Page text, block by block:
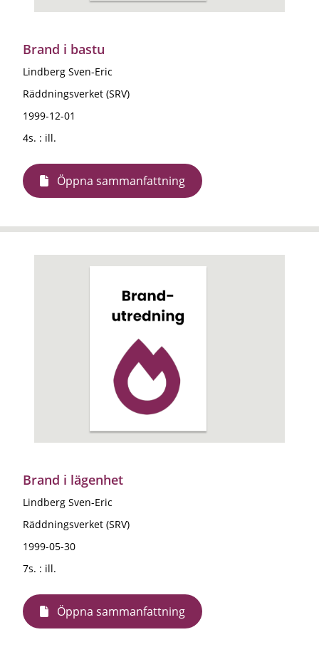
Brand i bastu
Lindberg Sven-Eric
Räddningsverket (SRV)
1999-12-01
4s. : ill.
Öppna sammanfattning
Brand i lägenhet
Lindberg Sven-Eric
Räddningsverket (SRV)
1999-05-30
7s. : ill.
Öppna sammanfattning